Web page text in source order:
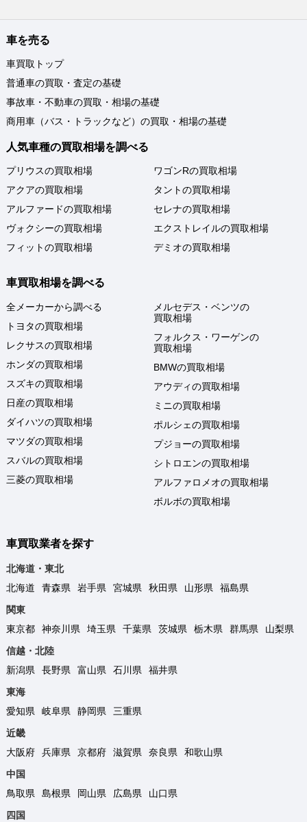
車を売る
車買取トップ
普通車の買取・査定の基礎
事故車・不動車の買取・相場の基礎
商用車（バス・トラックなど）の買取・相場の基礎
人気車種の買取相場を調べる
プリウスの買取相場
アクアの買取相場
アルファードの買取相場
ヴォクシーの買取相場
フィットの買取相場
ワゴンRの買取相場
タントの買取相場
セレナの買取相場
エクストレイルの買取相場
デミオの買取相場
車買取相場を調べる
全メーカーから調べる
トヨタの買取相場
レクサスの買取相場
ホンダの買取相場
スズキの買取相場
日産の買取相場
ダイハツの買取相場
マツダの買取相場
スバルの買取相場
三菱の買取相場
メルセデス・ベンツの
買取相場
フォルクス・ワーゲンの
買取相場
BMWの買取相場
アウディの買取相場
ミニの買取相場
ポルシェの買取相場
プジョーの買取相場
シトロエンの買取相場
アルファロメオの買取相場
ボルボの買取相場
車買取業者を探す
北海道・東北
北海道
青森県 岩手県 宮城県 秋田県 山形県
福島県
関東
東京都
神奈川県 埼玉県 千葉県 茨城県 栃木県 群馬県
山梨県
信越・北陸
新潟県
長野県 富山県 石川県
福井県
東海
愛知県
岐阜県 静岡県
三重県
近畿
大阪府
兵庫県 京都府 滋賀県 奈良県
和歌山県
中国
鳥取県
島根県 岡山県 広島県
山口県
四国